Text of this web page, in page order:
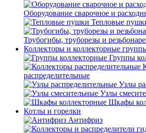
Оборудование сварочное и
Тепловые
Трубогибы, труборезы и
Коллекторы и коллекторные
Группы
распределительные
Узлы
Узлы
Шкафы
Котлы и горелки
Антифриз